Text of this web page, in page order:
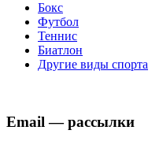
Бокс
Футбол
Теннис
Биатлон
Другие виды спорта
Email — рассылки